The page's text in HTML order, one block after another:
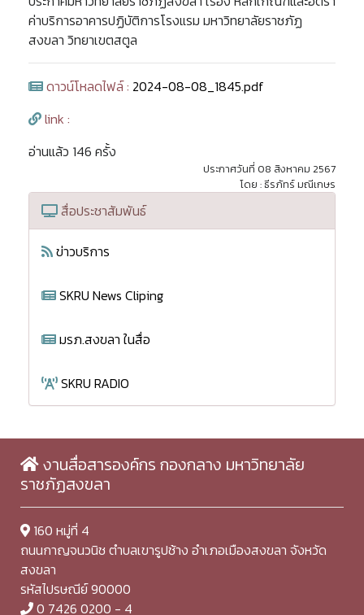
ค่าบริการอาคารปฏิบัติการโรงแรม มหาวิทยาลัยราชภัฏ
สงขลา วิทยาเขตสตูล
ดาวน์โหลดไฟล์ : 2024-08-08_1845.pdf
link :
อ่านแล้ว 146 ครั้ง
ประกาศวันที่ 08 สิงหาคม 2567
โดย : ธีรภัทร์ มณีเกษร
สื่อประชาสัมพันธ์
ข่าวบริการ
SKRU News Cliping
มรภ.สงขลา ในสื่อ
SKRU RADIO
งานสื่อสารองค์กร กองกลาง มหาวิทยาลัย
ราชภัฏสงขลา
160 หมู่ที่ 4
ถนนกาญจนวนิช ตำบลเขารูปช้าง อำเภอเมืองสงขลา จังหวัด
สงขลา
รหัสไปรษณีย์ 90000
0 7426 0200 - 4